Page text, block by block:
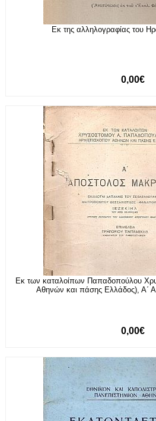
Εκ της αλληλογραφίας του
0,00€
Εκ των καταλοίπων Παπαδοπούλου
Αθηνών και πάσης Ελλάδος), Α΄
0,00€